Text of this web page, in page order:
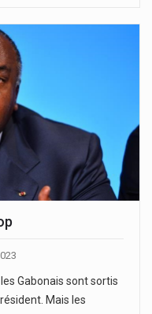
Gabonais sont sortis
Mais les